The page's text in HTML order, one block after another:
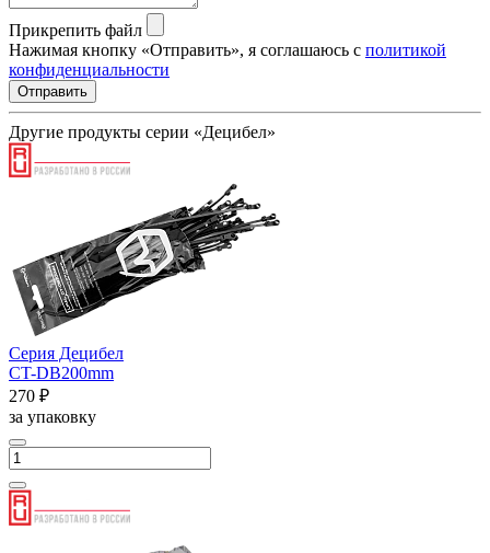
Прикрепить файл
Нажимая кнопку «Отправить», я соглашаюсь с политикой
конфиденциальности
Отправить
Другие продукты серии «Децибел»
Серия Децибел
CT-DB200mm
270 ₽
за упаковку